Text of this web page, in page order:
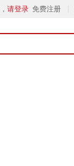
请登录 免费注册